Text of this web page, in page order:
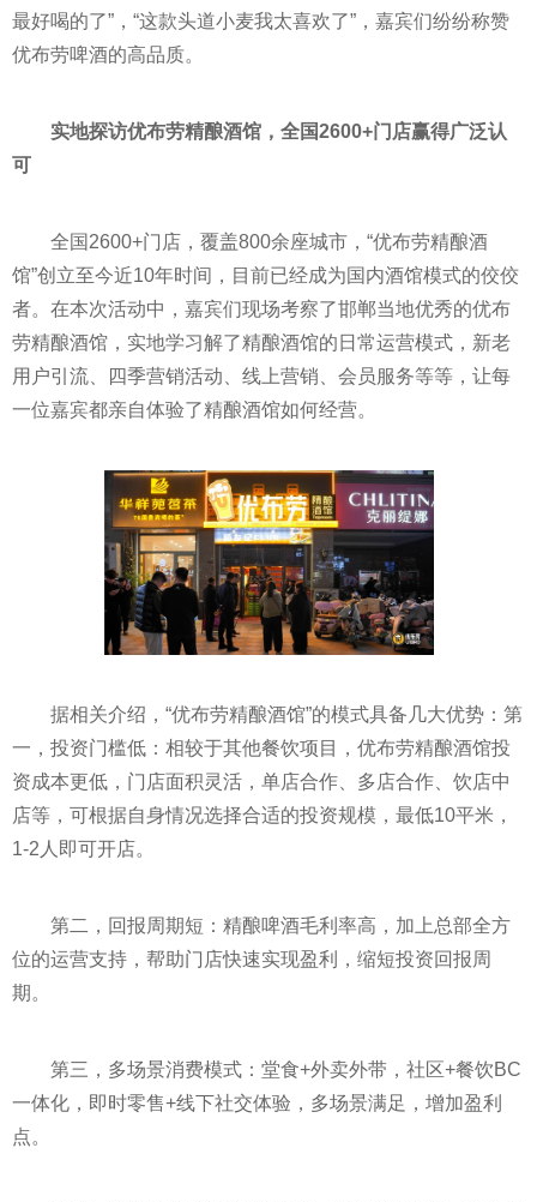
最好喝的了”，“这款头道小麦我太喜欢了”，嘉宾们纷纷称赞
优布劳啤酒的高品质。
实地探访优布劳精酿酒馆，全国2600+门店赢得广泛认
可
全国2600+门店，覆盖800余座城市，“优布劳精酿酒
馆”创立至今近10年时间，目前已经成为国内酒馆模式的佼佼
者。在本次活动中，嘉宾们现场考察了邯郸当地优秀的优布
劳精酿酒馆，实地学习解了精酿酒馆的日常运营模式，新老
用户引流、四季营销活动、线上营销、会员服务等等，让每
一位嘉宾都亲自体验了精酿酒馆如何经营。
据相关介绍，“优布劳精酿酒馆”的模式具备几大优势：第
一，投资门槛低：相较于其他餐饮项目，优布劳精酿酒馆投
资成本更低，门店面积灵活，单店合作、多店合作、饮店中
店等，可根据自身情况选择合适的投资规模，最低10平米，
1-2人即可开店。
第二，回报周期短：精酿啤酒毛利率高，加上总部全方
位的运营支持，帮助门店快速实现盈利，缩短投资回报周
期。
第三，多场景消费模式：堂食+外卖外带，社区+餐饮BC
一体化，即时零售+线下社交体验，多场景满足，增加盈利
点。